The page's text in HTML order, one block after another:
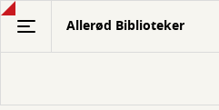
Gå
hovedindhold
Allerød Biblioteker